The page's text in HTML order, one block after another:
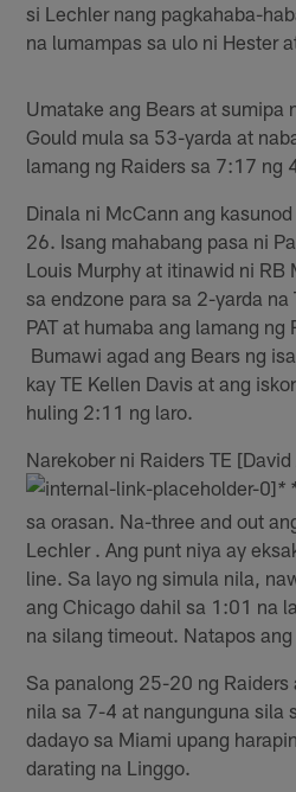
si Lechler nang pagkahaba-
na lumampas sa ulo ni Hester
Umatake ang Bears at sumipa
Gould mula sa 53-yarda at
lamang ng Raiders sa 7:17 ng
Dinala ni McCann ang
26. Isang mahabang pasa ni
Louis Murphy at itinawid ni RB
sa endzone para sa 2-yarda na
PAT at humaba ang lamang ng
Bumawi agad ang Bears ng
kay TE Kellen Davis at ang
huling 2:11 ng laro.
Narekober ni Raiders TE
*
sa orasan. Na-three and out
Lechler . Ang punt niya ay
line. Sa layo ng simula nila,
ang Chicago dahil sa 1:01 na
na silang timeout. Natapos
Sa panalong 25-20 ng Raiders
nila sa 7-4 at nangunguna sila
dadayo sa Miami upang
darating na Linggo.